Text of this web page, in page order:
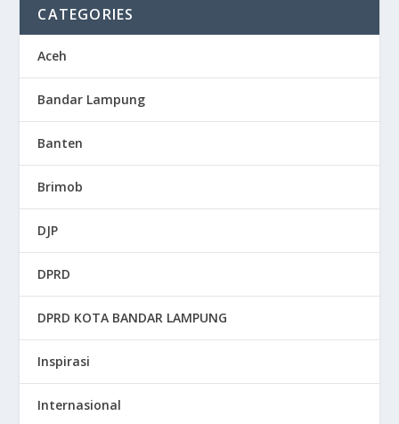
CATEGORIES
Aceh
Bandar Lampung
Banten
Brimob
DJP
DPRD
DPRD KOTA BANDAR LAMPUNG
Inspirasi
Internasional